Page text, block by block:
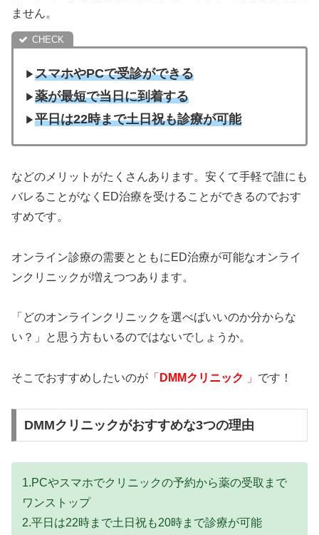
ません。
▶︎スマホやPCで受診ができる
▶︎薬が最短で当日に到着する
▶︎平日は22時まで土日祝も診療が可能
などのメリットがたくさんあります。安くて手軽で誰にも
バレることがなくED治療を受けることができるのでおす
すめです。
オンライン診療の需要とともにED治療が可能なオンライ
ンクリニックが増えつつあります。
「どのオンラインクリニックを選べばいいのか分からな
い？」と思う方もいるのではないでしょうか。
そこでおすすめしたいのが 「 DMMクリニック 」 です！
DMMクリニックがおすすめな3つの理由
1.PCやスマホでクリニックの予約から薬の受取まで
ワンストップ
2.平日は22時まで土日祝も20時まで診療が可能